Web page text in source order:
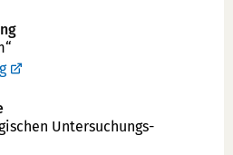
Unter­suchungs­